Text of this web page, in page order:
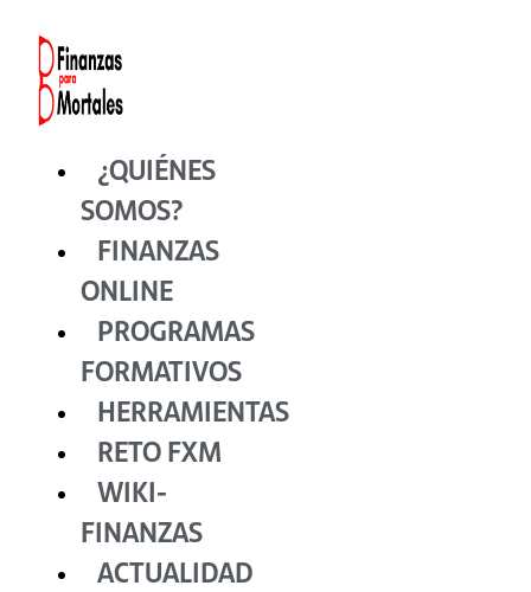
contenido
¿QUIÉNES
SOMOS?
FINANZAS
ONLINE
PROGRAMAS
FORMATIVOS
HERRAMIENTAS
RETO FXM
WIKI-
FINANZAS
ACTUALIDAD